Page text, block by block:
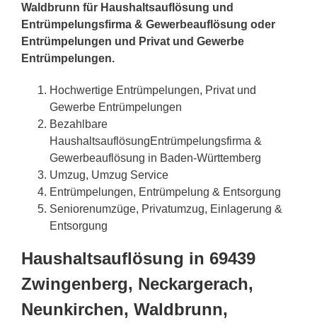
Waldbrunn für Haushaltsauflösung und
Entrümpelungsfirma & Gewerbeauflösung oder
Entrümpelungen und Privat und Gewerbe
Entrümpelungen.
Hochwertige Entrümpelungen, Privat und
Gewerbe Entrümpelungen
Bezahlbare
HaushaltsauflösungEntrümpelungsfirma &
Gewerbeauflösung in Baden-Württemberg
Umzug, Umzug Service
Entrümpelungen, Entrümpelung & Entsorgung
Seniorenumzüge, Privatumzug, Einlagerung &
Entsorgung
Haushaltsauflösung in 69439
Zwingenberg, Neckargerach,
Neunkirchen, Waldbrunn,